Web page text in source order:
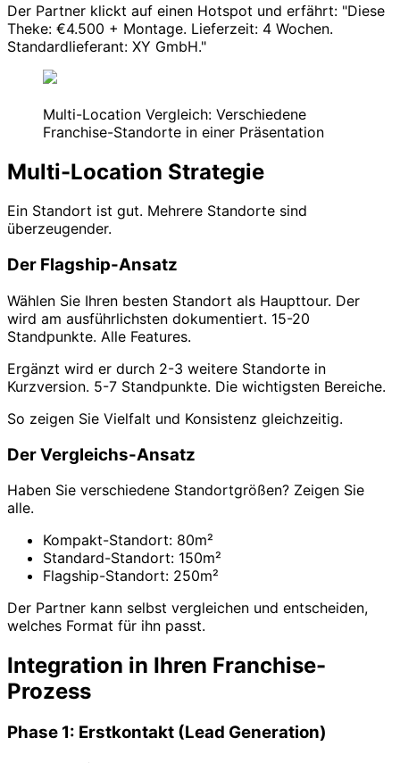
Der Partner klickt auf einen Hotspot und erfährt: "Diese
Theke: €4.500 + Montage. Lieferzeit: 4 Wochen.
Standardlieferant: XY GmbH."
Multi-Location Vergleich: Verschiedene
Franchise-Standorte in einer Präsentation
Multi-Location Strategie
Ein Standort ist gut. Mehrere Standorte sind
überzeugender.
Der Flagship-Ansatz
Wählen Sie Ihren besten Standort als Haupttour. Der
wird am ausführlichsten dokumentiert. 15-20
Standpunkte. Alle Features.
Ergänzt wird er durch 2-3 weitere Standorte in
Kurzversion. 5-7 Standpunkte. Die wichtigsten Bereiche.
So zeigen Sie Vielfalt und Konsistenz gleichzeitig.
Der Vergleichs-Ansatz
Haben Sie verschiedene Standortgrößen? Zeigen Sie
alle.
Kompakt-Standort: 80m²
Standard-Standort: 150m²
Flagship-Standort: 250m²
Der Partner kann selbst vergleichen und entscheiden,
welches Format für ihn passt.
Integration in Ihren Franchise-
Prozess
Phase 1: Erstkontakt (Lead Generation)